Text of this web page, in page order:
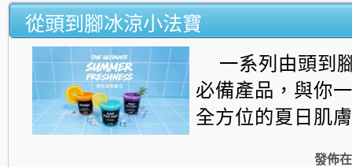
從頭到腳冰涼小法寶
一系列由頭到
必備產品， 與你
全方位的夏日肌
發佈在